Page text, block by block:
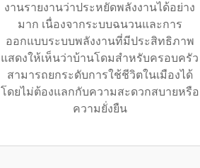
งานรายงานว่าประหยัดพลังงานได้อย่าง
มาก เนื่องจากระบบฉนวนและการ
ออกแบบระบบพลังงานที่มีประสิทธิภาพ
แสดงให้เห็นว่าบ้านโดมสำหรับครอบครัว
สามารถยกระดับการใช้ชีวิตในเมืองได้
โดยไม่ต้องแลกกับความสะดวกสบายหรือ
ความยั่งยืน